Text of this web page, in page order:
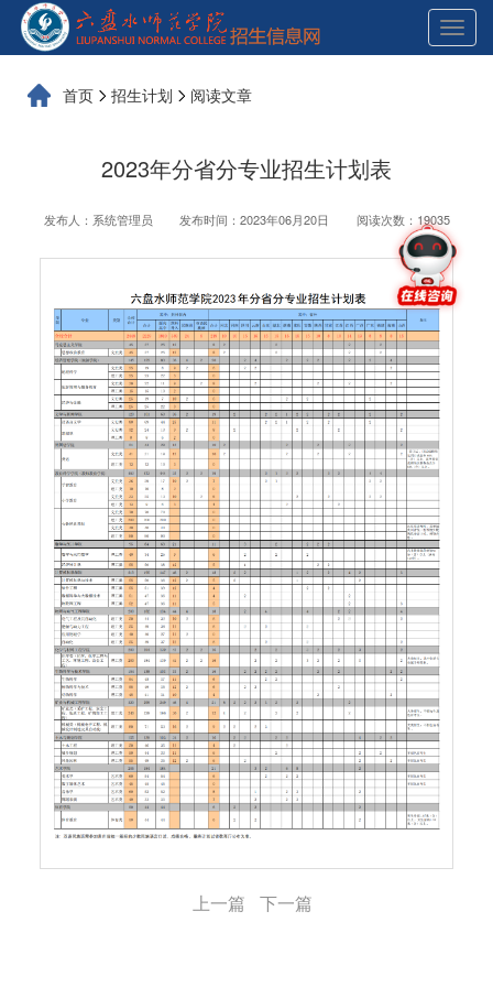
展
开
首页 招生计划 阅读文章
2023年分省分专业招生计划表
发布人：系统管理员 发布时间：2023年06月20日 阅读次数：19035
上一篇 下一篇